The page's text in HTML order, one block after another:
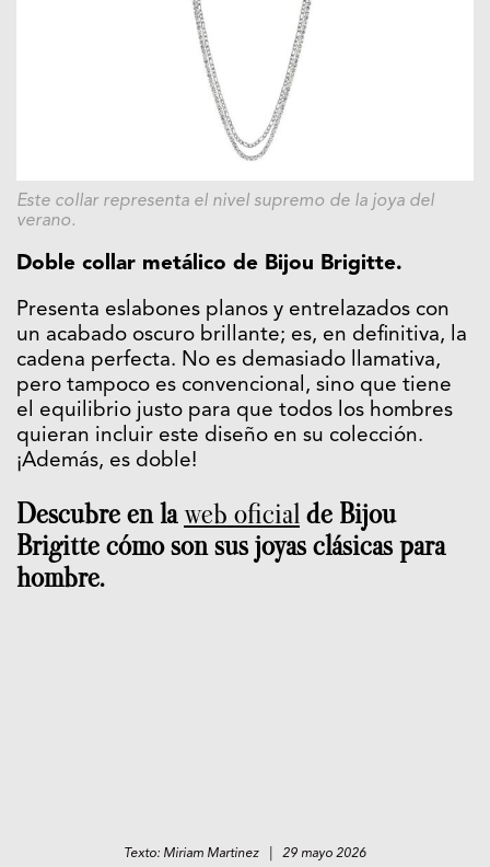
Este collar representa el nivel supremo de la joya del
verano.
Doble collar metálico de Bijou Brigitte.
Presenta eslabones planos y entrelazados con
un acabado oscuro brillante; es, en definitiva, la
cadena perfecta. No es demasiado llamativa,
pero tampoco es convencional, sino que tiene
el equilibrio justo para que todos los hombres
quieran incluir este diseño en su colección.
¡Además, es doble!
Descubre en laweb oficial de Bijou
Brigitte cómo son sus joyas clásicas para
hombre.
Texto: Miriam Martinez | 29 mayo 2026